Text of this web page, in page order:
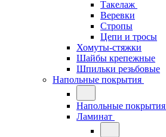
Такелаж
Веревки
Стропы
Цепи и тросы
Хомуты-стяжки
Шайбы крепежные
Шпильки резьбовые
Напольные покрытия
Напольные покрытия
Ламинат